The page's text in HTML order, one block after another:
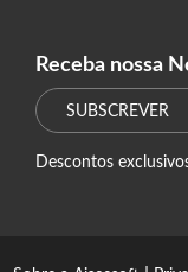
Receba nossa
SUBSCREVER
Descontos